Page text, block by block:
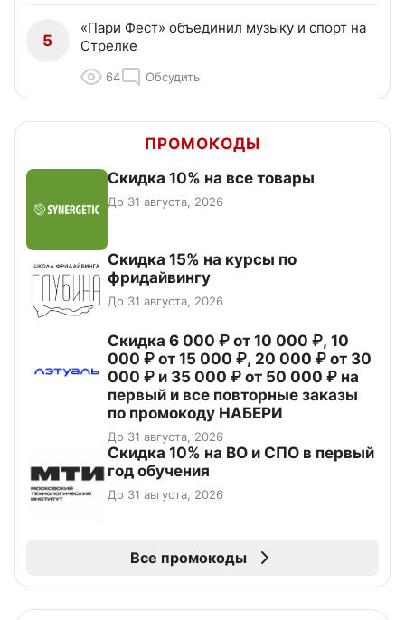
5
«Пари Фест» объединил музыку и спорт на
Стрелке
64 Обсудить
ПРОМОКОДЫ
Скидка 10% на все товары
До 31 августа, 2026
Скидка 15% на курсы по
фридайвингу
До 31 августа, 2026
Скидка 6 000 ₽ от 10 000 ₽, 10
000 ₽ от 15 000 ₽, 20 000 ₽ от 30
000 ₽ и 35 000 ₽ от 50 000 ₽ на
первый и все повторные заказы
по промокоду НАБЕРИ
До 31 августа, 2026
Скидка 10% на ВО и СПО в первый
год обучения
До 31 августа, 2026
Все промокоды